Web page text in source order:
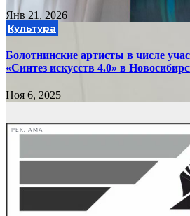
Янв 21, 2026
Культура
Болотнинские артисты в числе
«Синтез искусств 4.0» в
Ноя 6, 2025
РЕКЛАМА